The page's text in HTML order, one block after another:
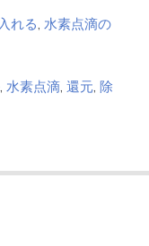
れる 水素点滴の
水素点滴 還元 除